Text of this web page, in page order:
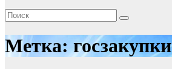
Метка:госзакупки